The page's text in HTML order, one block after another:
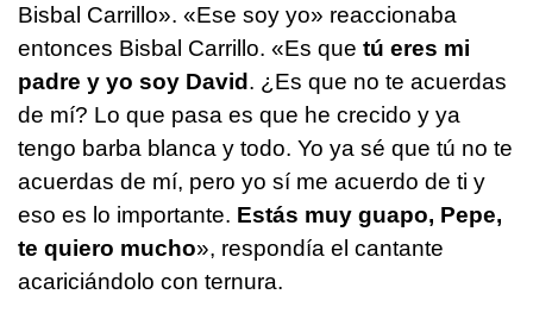
Bisbal Carrillo». «Ese soy yo» reaccionaba
entonces Bisbal Carrillo. «Es que tú eres mi
padre y yo soy David. ¿Es que no te acuerdas
de mí? Lo que pasa es que he crecido y ya
tengo barba blanca y todo. Yo ya sé que tú no te
acuerdas de mí, pero yo sí me acuerdo de ti y
eso es lo importante. Estás muy guapo, Pepe,
te quiero mucho», respondía el cantante
acariciándolo con ternura.